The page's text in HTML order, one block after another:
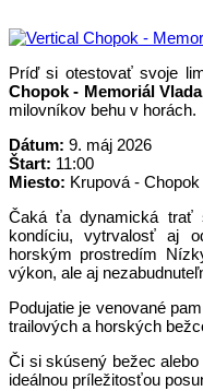
Príď si otestovať svoje
Chopok - Memoriál
milovníkov behu v horách.
Dátum: 9. máj 2026
Štart: 11:00
Miesto: Krupová - Chopok
Čaká ťa dynamická
kondíciu, vytrvalosť aj
horským prostredím
výkon, ale aj
Podujatie je venované
trailových a horských
Či si skúsený bežec
ideálnou príležitosťou